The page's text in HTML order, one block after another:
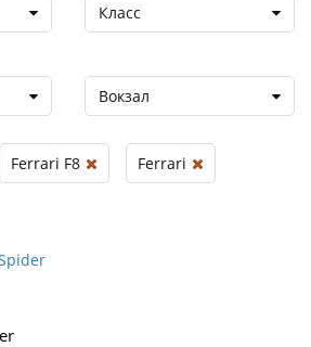
Класс
Вокзал
Ferrari F8 Ferrari